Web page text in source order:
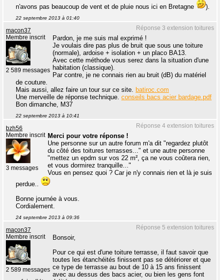
n'avons pas beaucoup de vent et de pluie nous ici en Bretagne
).
22 septembre 2013 à 01:40
Réponse 3 extension toitures
maçon37
Membre inscrit
2 589 messages
Pardon, je me suis mal exprimé !
Je voulais dire pas plus de bruit que sous une toiture
(normale), ardoise + isolation + un placo BA13.
Avec cette méthode vous serez dans la situation d'une
habitation (classique).
Par contre, je ne connais rien au bruit (dB) du matériel
de couture.
Mais aussi, allez faire un tour sur ce site. batiroc.com
Une merveille de réponse technique. conseils bacs acier bardage.pdf
Bon dimanche, M37
22 septembre 2013 à 10:41
Réponse 4 extension toitures
bzh56
Membre inscrit
3 messages
Merci pour votre réponse !
Une personne sur un autre forum m'a dit "regardez plutôt
du côté des toitures terrasses..." et une autre personne
"mettez un epdm sur vos 22 m², ça ne vous coûtera rien,
et vous dormirez tranquille..."
Vous en pensez quoi ? Car je n'y connais rien et là je suis
perdue..
Bonne journée à vous.
Cordialement.
24 septembre 2013 à 09:36
Réponse 5 extension toitures
maçon37
Membre inscrit
2 589 messages
Bonsoir,
Pour ce qui est d'une toiture terrasse, il faut savoir que
toutes les étanchéités finissent pas se détériorer et que
ce type de terrasse au bout de 10 à 15 ans finissent
avec au dessus des bacs acier, ou bien les gens font